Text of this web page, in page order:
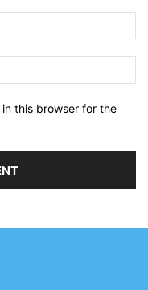
this browser for the